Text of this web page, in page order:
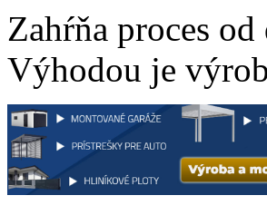
Zahŕňa proces
Výhodou je